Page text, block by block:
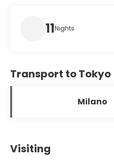
11Nights
Transport to Tokyo
Milano
Visiting